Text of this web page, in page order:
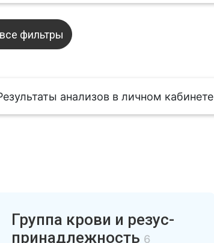
фильтры
анализов в личном кабинете
Группа крови и резус-
принадлежность 6